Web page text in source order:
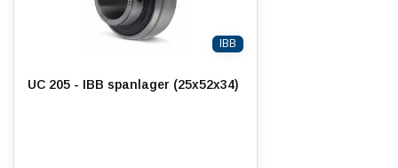
IBB
UC 205 - IBB spanlager (25x52x34)